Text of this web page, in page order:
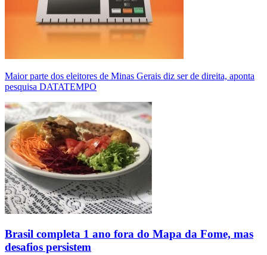
Maior parte dos eleitores de Minas Gerais diz ser de direita, aponta
pesquisa DATATEMPO
Brasil completa 1 ano fora do Mapa da Fome, mas
desafios persistem